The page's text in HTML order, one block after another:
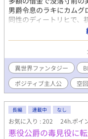
男爵令息のラキにカムグ
同性のディートリヒで、
放されてしまう。 『必
遊びならしてもいい』
件を言われたラキは、
手なラキの周りには可愛
ディートリヒだけが嫉妬
続けた不器用侯爵令息
異世界ファンタジー BL
ポジティブ主人公
空
長編 連載中 なし
お気に入り : 202 24h.ポイ
悪役公爵の毒見役に